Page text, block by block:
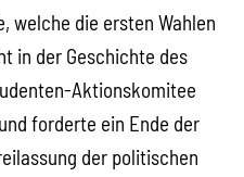
welche die ersten Wahlen
in der Geschichte des
Aktionskomitee
forderte ein Ende der
der politischen